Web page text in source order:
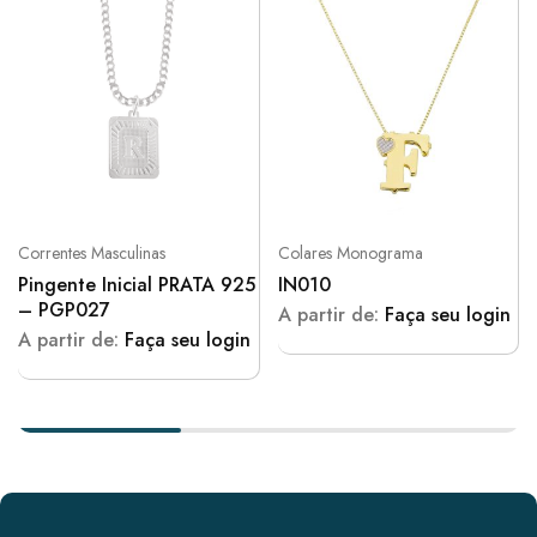
Correntes Masculinas
Pingente Inicial PRATA 925
– PGP027
A partir de: Faça seu login
Colares Monograma
IN010
A partir de: Faça seu login